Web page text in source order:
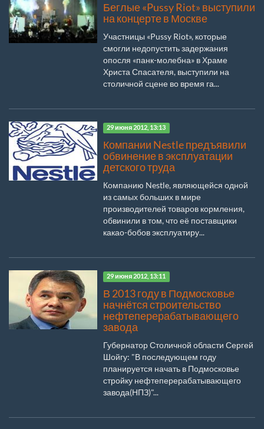
Беглые «Pussy Riot» выступили
на концерте в Москве
Участницы «Pussy Riot», которые
смогли недопустить задержания
опосля «панк-молебна» в Храме
Христа Спасателя, выступили на
столичной сцене во время га...
29 июня 2012, 13:13
Компании Nestle предъявили
обвинение в эксплуатации
детского труда
Компанию Nestle, являющейся одной
из самых больших в мире
производителей товаров кормления,
обвинили в том, что её поставщики
какао-бобов эксплуатиру...
29 июня 2012, 13:11
В 2013 году в Подмосковье
начнётся строительство
нефтеперерабатывающего
завода
Губернатор Столичной области Сергей
Шойгу: "В последующем году
планируется начать в Подмосковье
стройку нефтеперерабатывающего
завода(НПЗ)"...